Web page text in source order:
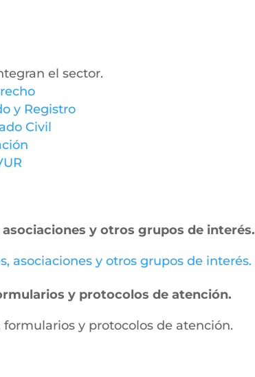
el sector.
y Registro
Civil
y otros grupos de interés.
asociaciones y otros grupos de interés.
y protocolos de atención.
formularios y protocolos de atención.